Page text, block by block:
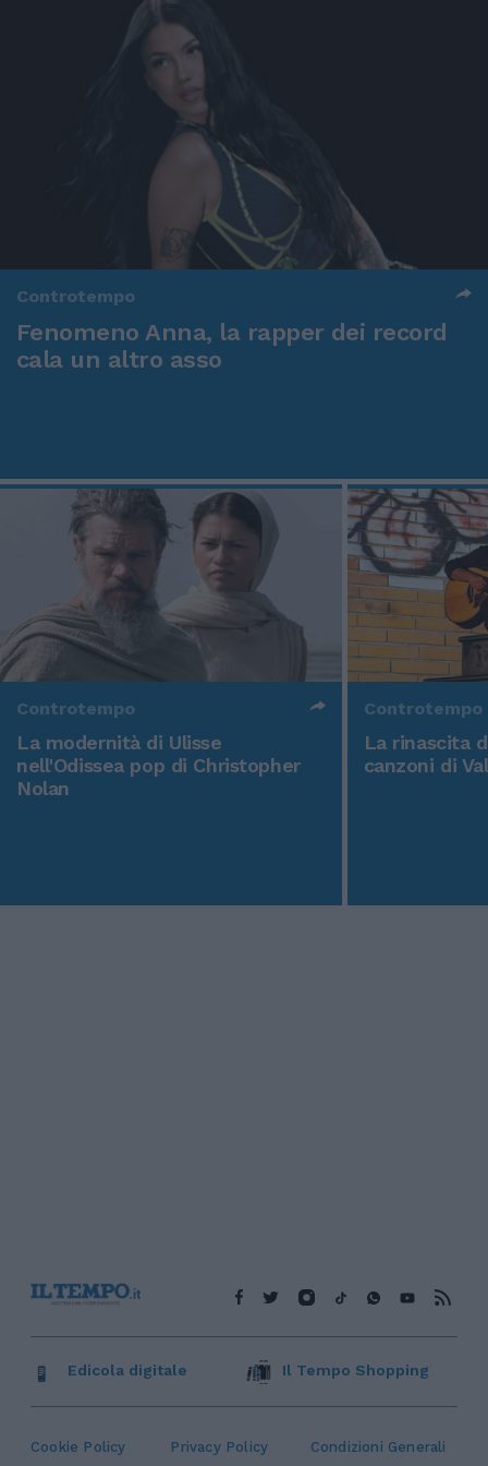
Controtempo
Fenomeno Anna, la rapper dei record
cala un altro asso
Controtempo
La modernità di Ulisse
nell'Odissea pop di Christopher
Nolan
Controtempo
La rinascita
canzoni di
Cookie Policy Privacy Policy Condizioni Generali
Edicola digitale Il Tempo Shopping